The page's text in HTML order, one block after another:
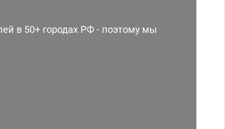
в 50+ городах РФ - поэтому мы